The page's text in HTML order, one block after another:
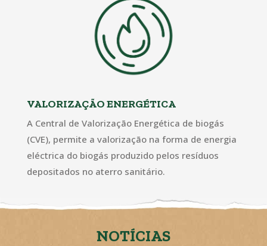
VALORIZAÇÃO ENERGÉTICA
A Central de Valorização Energética de biogás
(CVE), permite a valorização na forma de energia
eléctrica do biogás produzido pelos resíduos
depositados no aterro sanitário.
NOTÍCIAS